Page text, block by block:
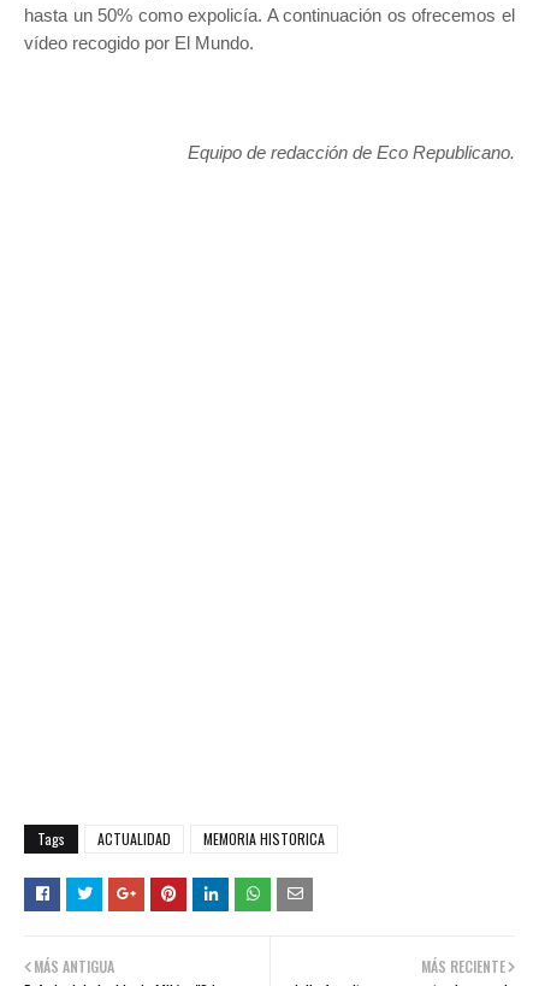
hasta un 50% como expolicía. A continuación os ofrecemos el
vídeo recogido por El Mundo.
Equipo de redacción de Eco Republicano.
Tags ACTUALIDAD MEMORIA HISTORICA
MÁS RECIENTE
MÁS ANTIGUA